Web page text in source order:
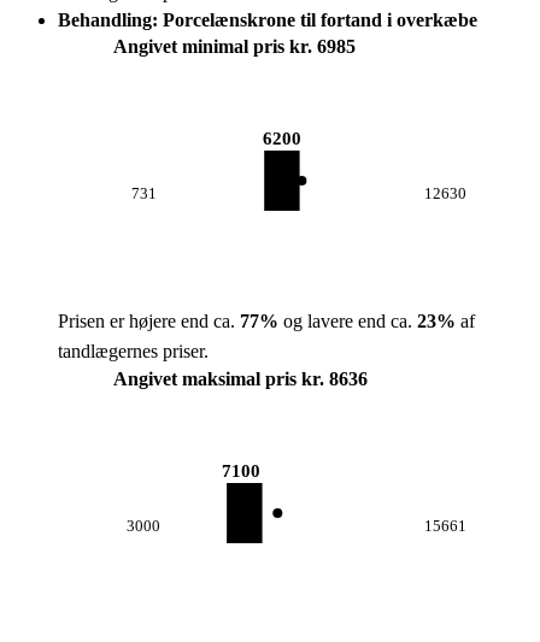
Behandling: Porcelænskrone til fortand i overkæbe
Angivet minimal pris kr. 6985
731
6200
12630
Prisen er højere end ca. 77% og lavere end ca. 23% af
tandlægernes priser.
Angivet maksimal pris kr. 8636
3000
7100
15661